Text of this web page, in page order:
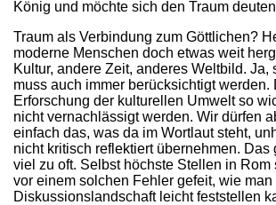
König und möchte sich den Traum
Traum als Verbindung zum Göttlichen?
moderne Menschen doch etwas weit
Kultur, andere Zeit, anderes Weltbild. Ja,
muss auch immer berücksichtigt werden.
Erforschung der kulturellen Umwelt so
nicht vernachlässigt werden. Wir dürfen
einfach das, was da im Wortlaut steht,
nicht kritisch reflektiert übernehmen. Das
viel zu oft. Selbst höchste Stellen in Rom
vor einem solchen Fehler gefeit, wie
Diskussionslandschaft leicht feststellen